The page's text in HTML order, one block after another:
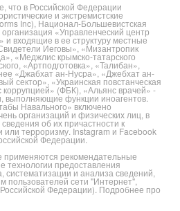
что в Российской Федерации
и экстремистские
Inc), Национал-Большевистская
«Управленческий центр
и входящие в ее структуру местные
Иеговы», «Мизантропик
«Меджлис крымско-татарского
«Артподготовка», «Талибан»,
«Джабхат ан-Нусра», «Джебхат ан-
сектор», «Украинская повстанческая
(ФБК), «Альянс врачей» -
выполняющие функции иноагентов.
Навального» включено
организаций и физических лиц, в
об их причастности к
или терроризму. Instagram и Facebook
Федерации.
рекомендательные
предоставления
и анализа сведений,
пользователей сети "Интернет",
Федерации). Подробнее про